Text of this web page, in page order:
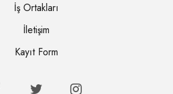
İş Ortakları
İletişim
Kayıt Form